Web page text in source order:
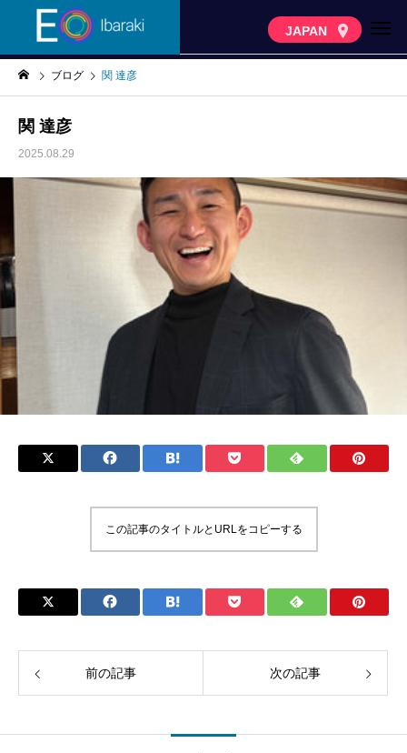
JAPAN
ブログ 関 達彦
関 達彦
2025.08.29
この記事のタイトルとURLをコピーする
前の記事 次の記事